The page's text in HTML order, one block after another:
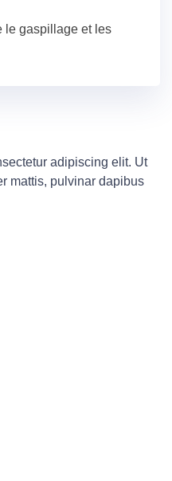
le gaspillage et les
adipiscing elit. Ut
mattis, pulvinar dapibus